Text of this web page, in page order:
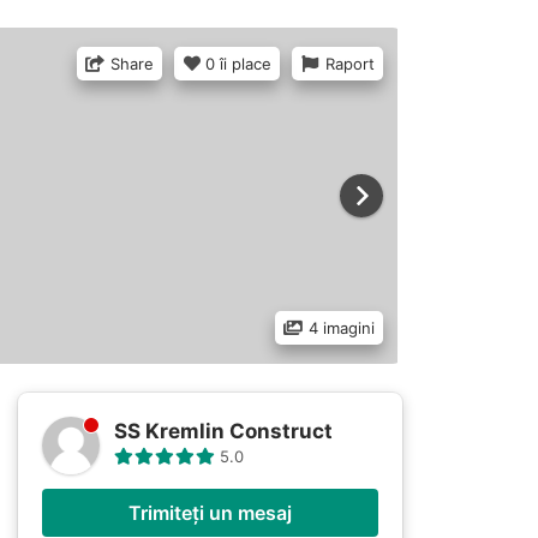
Raport
0 îi place
Share
4 imagini
SS Kremlin Construct
5.0
Trimiteți un mesaj